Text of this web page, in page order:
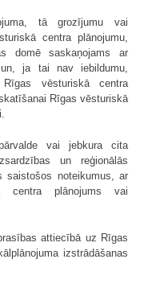
tā grozījumu vai
centra plānojumu,
domē saskaņojams ar
ja tai nav iebildumu,
vēsturiskā centra
Rīgas vēsturiskā
vai jebkura cita
un reģionālās
saistošos noteikumus, ar
centra plānojums vai
attiecībā uz Rīgas
izstrādāšanas